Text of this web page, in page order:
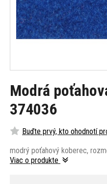
Modrá
374036
Buďte prvý, kto ohodnotí
modrý poťahový koberec,
Viac o produkte